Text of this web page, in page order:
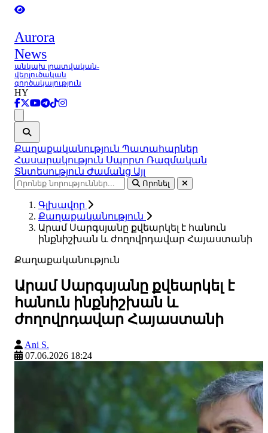
Aurora
News
անկախ լրատվական-
վերլուծական
գործակալություն
HY
Քաղաքականություն Պատահարներ
Հասարակություն Սպորտ Ռազմական
Տնտեսություն Ժամանց Այլ
Որոնել
Գլխավոր
Քաղաքականություն
Արամ Սարգսյանը քվեարկել է հանուն
ինքնիշխան և ժողովրդավար Հայաստանի
Քաղաքականություն
Արամ Սարգսյանը քվեարկել է
հանուն ինքնիշխան և
ժողովրդավար Հայաստանի
Ani S.
07.06.2026 18:24